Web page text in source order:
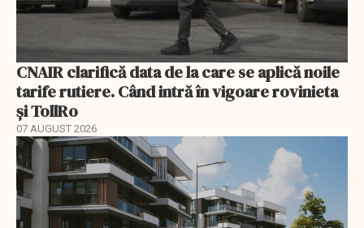
CNAIR clarifică data de la care se aplică noile
tarife rutiere. Când intră în vigoare rovinieta
și TollRo
07 AUGUST 2026